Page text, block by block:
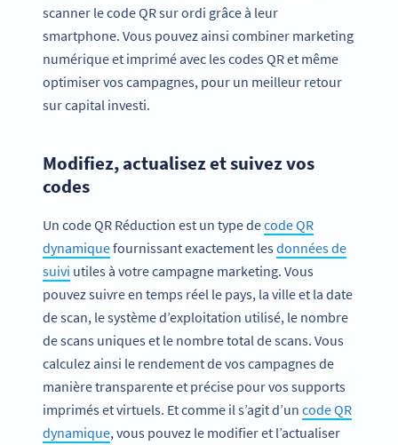
scanner le code QR sur ordi grâce à leur
smartphone. Vous pouvez ainsi combiner marketing
numérique et imprimé avec les codes QR et même
optimiser vos campagnes, pour un meilleur retour
sur capital investi.
Modifiez, actualisez et suivez vos
codes
Un code QR Réduction est un type decode QR
dynamiquefournissant exactement lesdonnées de
suivi utiles à votre campagne marketing. Vous
pouvez suivre en temps réel le pays, la ville et la date
de scan, le système d’exploitation utilisé, le nombre
de scans uniques et le nombre total de scans. Vous
calculez ainsi le rendement de vos campagnes de
manière transparente et précise pour vos supports
imprimés et virtuels. Et comme il s’agit d’un code QR
dynamique, vous pouvez le modifier et l’actualiser